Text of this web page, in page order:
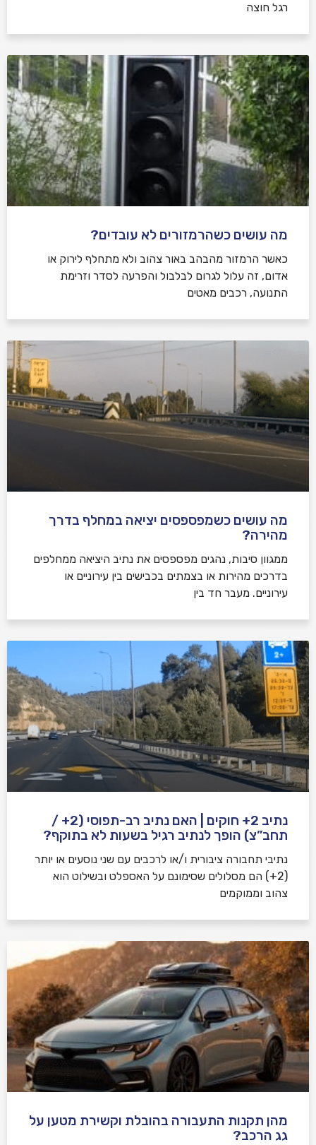
רגל חוצה
מה עושים כשהרמזורים לא עובדים?
כאשר הרמזור מהבהב באור צהוב ולא מתחלף לירוק או
אדום, זה עלול לגרום לבלבול והפרעה לסדר וזרימת
התנועה, רכבים מאטים
מה עושים כשמפספסים יציאה במחלף בדרך
מהירה?
ממגוון סיבות, נהגים מפספסים את נתיב היציאה ממחלפים
בדרכים מהירות או בצמתים בכבישים בין עירוניים או
עירוניים. מעבר חד בין
נתיב 2+ חוקים | האם נתיב רב-תפוסי (2+ /
תחב”צ) הופך לנתיב רגיל בשעות לא בתוקף?
נתיבי תחבורה ציבורית ו/או לרכבים עם שני נוסעים או יותר
(2+) הם מסלולים שסימונם על האספלט ובשילוט הוא
צהוב וממוקמים
מהן תקנות התעבורה בהובלת וקשירת מטען על
גג הרכב?